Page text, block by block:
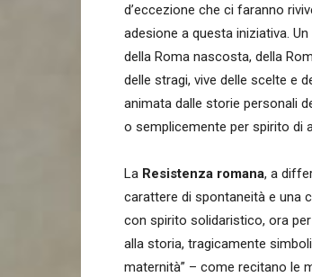
d’eccezione che ci faranno
adesione a questa iniziativa. Un
della Roma nascosta, della
delle stragi, vive delle scelte e
animata dalle storie personali
o semplicemente per spirito di
La Resistenza romana, a
carattere di spontaneità e una
con spirito solidaristico, ora
alla storia, tragicamente
maternità” – come recitano le